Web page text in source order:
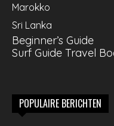
Marokko
Sri Lanka
Beginner’s Guide
Surf Guide Travel
POPULAIRE BERICHTEN